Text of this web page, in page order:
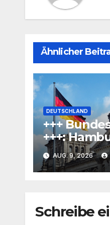
Ähnlicher
DEUTSCHLAND
+++
+++:
kritisiert
AUG. 9, 2026
Schreibe